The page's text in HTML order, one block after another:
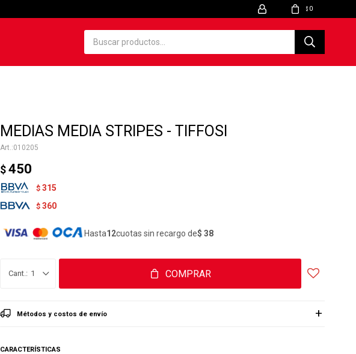
$ 0
MEDIAS MEDIA STRIPES - TIFFOSI
010205
$ 450
$ 315
$ 360
Hasta12cuotas sin recargo de$ 38
1 COMPRAR
Métodos y costos de envío
CARACTERÍSTICAS